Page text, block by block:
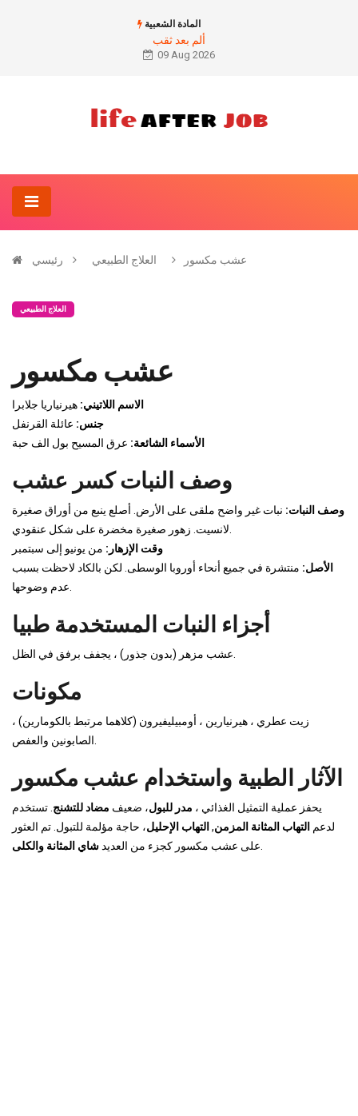
المادة الشعبية
ألم بعد ثقب
09 Aug 2026
رئيسي العلاج الطبيعي عشب مكسور
العلاج الطبيعي
عشب مكسور
الاسم اللاتيني: هيرنياريا جلابرا
جنس: عائلة القرنفل
الأسماء الشائعة: عرق المسيح بول الف حبة
وصف النبات كسر عشب
وصف النبات: نبات غير واضح ملقى على الأرض. أصلع ينبع من أوراق صغيرة
وقت الإزهار: من يونيو إلى سبتمبر
الأصل: منتشرة في جميع أنحاء أوروبا الوسطى. لكن بالكاد لاحظت بسبب
أجزاء النبات المستخدمة طبيا
مكونات
زيت عطري ، هيرنيارين ، أومبيليفيرون (كلاهما مرتبط بالكومارين) ،
الآثار الطبية واستخدام عشب مكسور
يحفز عملية التمثيل الغذائي ، مدر للبول، ضعيف مضاد للتشنج . تستخدم
لدعم التهاب المثانة المزمن, التهاب الإحليل، حاجة مؤلمة للتبول. تم العثور
على عشب مكسور كجزء من العديد شاي المثانة والكلى